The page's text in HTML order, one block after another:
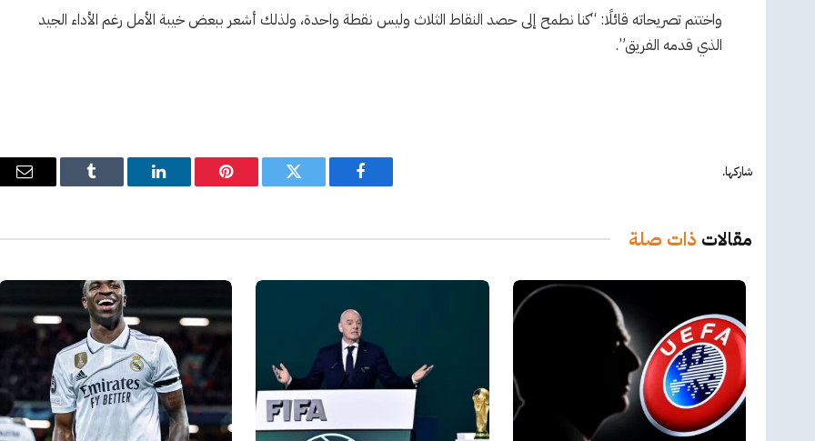
واختتم تصريحاته قائلًا: “كنا نطمح إلى حصد النقاط الثلاث وليس نقطة واحدة، ولذلك أشعر ببعض خيبة الأمل رغم الأداء الجيد
الذي قدمه الفريق”.
شاركها.
فيسبوك تويتر بينتيريستلينكدإن Tumblr
مقالات ذات صلة